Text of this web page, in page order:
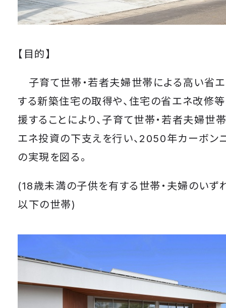
【目的】
子育て世帯・若者夫婦世帯による高い省
する新築住宅の取得や、住宅の省エネ改修
援することにより、子育て世帯・若者夫婦世
エネ投資の下支えを行い、2050年カーボン
の実現を図る。
(18歳未満の子供を有する世帯・夫婦のい
以下の世帯)